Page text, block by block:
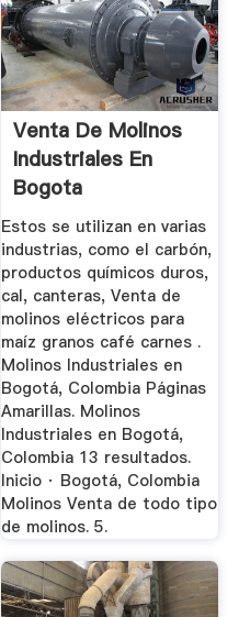
Venta De Molinos
Industriales En
Bogota
Estos se utilizan en varias
industrias, como el carbón,
productos químicos duros,
cal, canteras, Venta de
molinos eléctricos para
maíz granos café carnes .
Molinos Industriales en
Bogotá, Colombia Páginas
Amarillas. Molinos
Industriales en Bogotá,
Colombia 13 resultados.
Inicio · Bogotá, Colombia
Molinos Venta de todo tipo
de molinos. 5.